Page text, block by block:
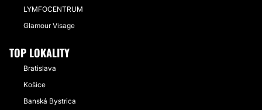
LYMFOCENTRUM
Glamour Visage
TOP LOKALITY
Bratislava
Košice
Banská Bystrica